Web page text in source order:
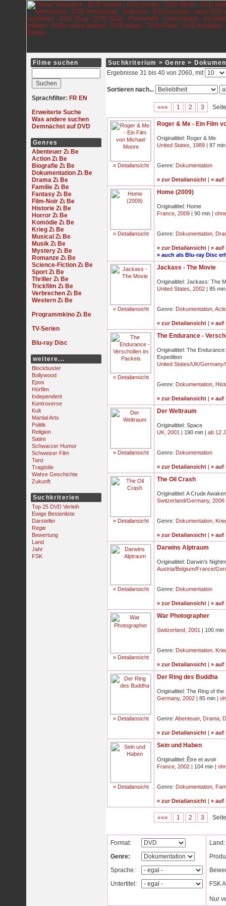
Filme suchen
Sprachfilter: FR EN
Erweiterte Suche
Was andere suchen
Demnächst auf DVD
Genres
Abenteuer
Action
Biografie
Dokumentation
Drama
Familie
Fantasy
Film-Noir
Historie
Horror
Komödie
Krieg
Musical
Musik
Mystery
Romanze
Science-Fiction
Sport
Thriller
Trickfilm
Verbrechen
Western
Programmkino
TV-Serien
Blu-ray Disc
weitere...
Blockbuster
Bollywood
Epos
Hörfilm
Independent
Kontroverse
Kult
Martial Arts
Politik
Religion
Satire
Schwarzer Humor
Schweizer Film
Tanz
Tragödie
Wahre Geschichte
Zukunft
Suchkriterien
Top 25 DVD Verleih
Ewige Bestenliste
Darsteller
Regie
Bewertung
Land
Jahr
FSK
Suchkriterium > Genre >
Ergebnisse 31 bis 40 von 2060, mit
Sortieren nach...
««« 1 2 3
» Detailansicht
Roger & Me - Ein Film
Originaltitel: Roger & Me
United States
1989 | 87
Genre: Dokumentation
» zur Detailansicht | » auf
» Detailansicht
Home (2009)
Originaltitel: Home
France 2009 | 90 min |
Genre: Dokumentation
» zur Detailansicht | » auf
» auch als Blu-ray Disc
» Detailansicht
Jackass - The Movie
Originaltitel: Jackass: The
United States 2002 | 85
Genre: Dokumentation
» zur Detailansicht | » auf
» Detailansicht
The Endurance -
Originaltitel: The
Expedition
United States/UK/Germany/
Genre: Dokumentation
» zur Detailansicht | » auf
» Detailansicht
Der Weltraum
Originaltitel: Space
UK 2001 | 190 min | ab 12
Genre: Dokumentation
» zur Detailansicht | » auf
» Detailansicht
The Oil Crash
Originaltitel: A Crude
Switzerland/Germany, 2006
Genre: Dokumentation
» zur Detailansicht | » auf
» Detailansicht
Darwins Alptraum
Originaltitel: Darwin's
Austria/Belgium/France/
Genre: Dokumentation
» zur Detailansicht | » auf
» Detailansicht
War Photographer
Switzerland 2001 | 100
Genre: Dokumentation
» zur Detailansicht | » auf
» Detailansicht
Der Ring des Buddha
Originaltitel: The Ring of the
Germany, 2002 | 85 min |
Genre: Abenteuer, Drama
» zur Detailansicht | » auf
» Detailansicht
Sein und Haben
Originaltitel: Être et avoir
France 2002 | 104 min |
Genre: Dokumentation
» zur Detailansicht | » auf
««« 1 2 3
Format:
Genre:
Sprache:
Untertitel:
Land:
FSK
Nur